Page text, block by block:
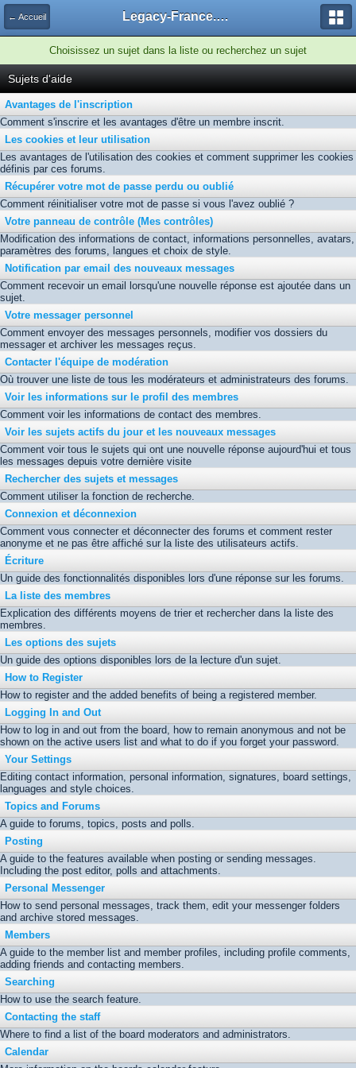
← Accueil Legacy-France.org - Forum
Choisissez un sujet dans la liste ou recherchez un sujet
Sujets d'aide
Avantages de l'inscription
Comment s'inscrire et les avantages d'être un membre inscrit.
Les cookies et leur utilisation
Les avantages de l'utilisation des cookies et comment supprimer les cookies
définis par ces forums.
Récupérer votre mot de passe perdu ou oublié
Comment réinitialiser votre mot de passe si vous l'avez oublié ?
Votre panneau de contrôle (Mes contrôles)
Modification des informations de contact, informations personnelles, avatars,
paramètres des forums, langues et choix de style.
Notification par email des nouveaux messages
Comment recevoir un email lorsqu'une nouvelle réponse est ajoutée dans un
sujet.
Votre messager personnel
Comment envoyer des messages personnels, modifier vos dossiers du
messager et archiver les messages reçus.
Contacter l'équipe de modération
Où trouver une liste de tous les modérateurs et administrateurs des forums.
Voir les informations sur le profil des membres
Comment voir les informations de contact des membres.
Voir les sujets actifs du jour et les nouveaux messages
Comment voir tous le sujets qui ont une nouvelle réponse aujourd'hui et tous
les messages depuis votre dernière visite
Rechercher des sujets et messages
Comment utiliser la fonction de recherche.
Connexion et déconnexion
Comment vous connecter et déconnecter des forums et comment rester
anonyme et ne pas être affiché sur la liste des utilisateurs actifs.
Écriture
Un guide des fonctionnalités disponibles lors d'une réponse sur les forums.
La liste des membres
Explication des différents moyens de trier et rechercher dans la liste des
membres.
Les options des sujets
Un guide des options disponibles lors de la lecture d'un sujet.
How to Register
How to register and the added benefits of being a registered member.
Logging In and Out
How to log in and out from the board, how to remain anonymous and not be
shown on the active users list and what to do if you forget your password.
Your Settings
Editing contact information, personal information, signatures, board settings,
languages and style choices.
Topics and Forums
A guide to forums, topics, posts and polls.
Posting
A guide to the features available when posting or sending messages.
Including the post editor, polls and attachments.
Personal Messenger
How to send personal messages, track them, edit your messenger folders
and archive stored messages.
Members
A guide to the member list and member profiles, including profile comments,
adding friends and contacting members.
Searching
How to use the search feature.
Contacting the staff
Where to find a list of the board moderators and administrators.
Calendar